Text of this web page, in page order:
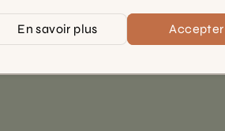
En savoir plus Accepter